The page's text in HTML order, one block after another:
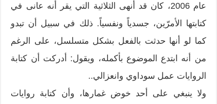
عام 2006، كان قد أنهى الثلاثية التي يقر أنه عانى في
كتابتها الأمرّين، جسدياً ونفسياً. ذلك في سبيل أن تبدو
كما لو أنها حدثت بالفعل بشكل متسلسل، على الرغم
من أنه ابتدع الموضوع بأكمله، ويقول: أدركت أن كتابة
الروايات عمل سوداوي وانعزالي..
ولا ينبغي على أحد خوض غمارها، وأن كتابة روايات